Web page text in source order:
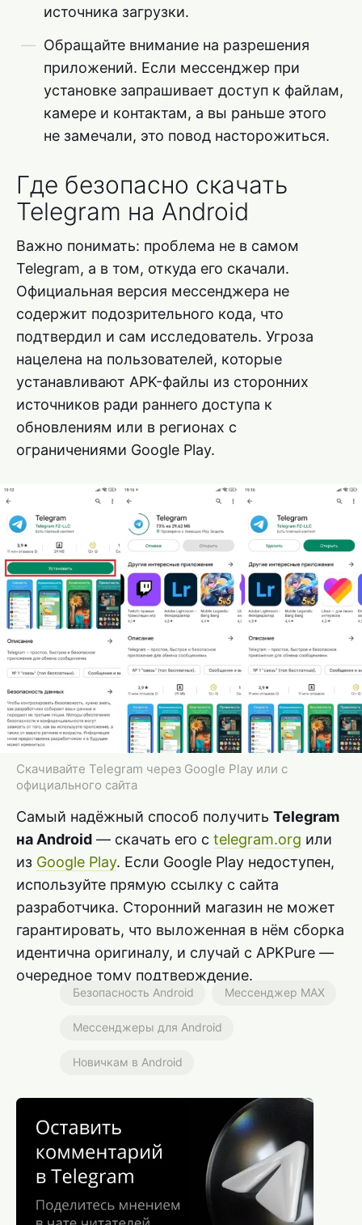
источника загрузки.
Обращайте внимание на разрешения
приложений. Если мессенджер при
установке запрашивает доступ к файлам,
камере и контактам, а вы раньше этого
не замечали, это повод насторожиться.
Где безопасно скачать
Telegram на Android
Важно понимать: проблема не в самом
Telegram, а в том, откуда его скачали.
Официальная версия мессенджера не
содержит подозрительного кода, что
подтвердил и сам исследователь. Угроза
нацелена на пользователей, которые
устанавливают APK-файлы из сторонних
источников ради раннего доступа к
обновлениям или в регионах с
ограничениями Google Play.
Скачивайте Telegram через Google Play или с
официального сайта
Самый надёжный способ получить Telegram
на Android — скачать его с telegram.org или
из Google Play. Если Google Play недоступен,
используйте прямую ссылку с сайта
разработчика. Сторонний магазин не может
гарантировать, что выложенная в нём сборка
идентична оригиналу, и случай с APKPure —
очередное тому подтверждение.
Безопасность Android Мессенджер MAX
Мессенджеры для Android
Новичкам в Android